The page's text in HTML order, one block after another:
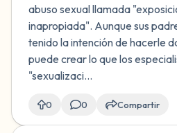
abuso sexual llamada
inapropiada". Aunque sus
tenido la intención de hacerle
puede crear lo que los
"sexualizaci...
0 0 Compartir